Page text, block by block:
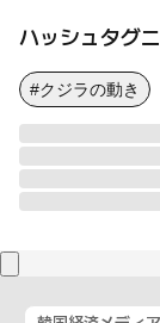
ハッシュタグ
#クジラの動き